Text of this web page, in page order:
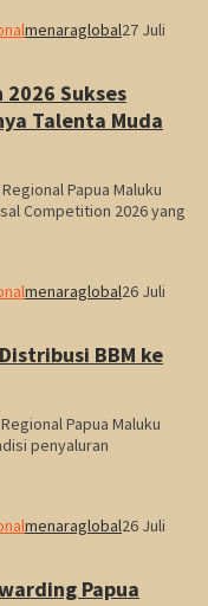
menaraglobal27 Juli
Sukses
Talenta Muda
Papua Maluku
Competition 2026 yang
menaraglobal26 Juli
BBM ke
Papua Maluku
penyaluran
menaraglobal26 Juli
Papua